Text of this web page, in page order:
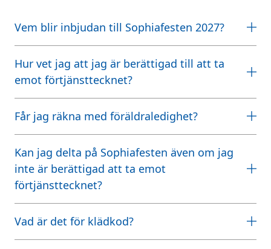
Vem blir inbjudan till Sophiafesten 2027?
Hur vet jag att jag är berättigad till att ta
emot förtjänsttecknet?
Får jag räkna med föräldraledighet?
Kan jag delta på Sophiafesten även om jag
inte är berättigad att ta emot
förtjänsttecknet?
Vad är det för klädkod?